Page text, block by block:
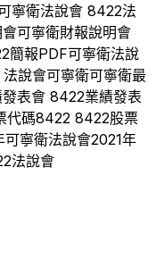
寧衛法說會 8422法
可寧衛財報說明會
簡報PDF可寧衛法說
法說會可寧衛可寧衛最
表會 8422業績發表
代碼8422 8422股票
可寧衛法說會2021年
法說會